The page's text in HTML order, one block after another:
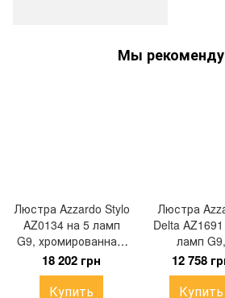
Мы
Люстра Azzardo Stylo
AZ0134 на 5 ламп
G9, хромированная,
Ø18 × 257 см
18 202 грн
Купить
Люстра
Delta
ламп G9,
120 см
12 758
Купить